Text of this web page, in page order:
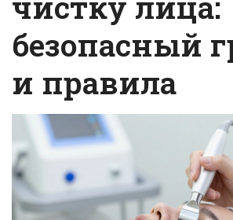
безопасный
и правила